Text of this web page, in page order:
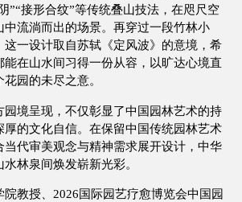
”“接形合纹”等传统叠山技法，在咫尺空
中流淌而出的场景。再穿过一段竹林小
这一设计取自苏轼《定风波》的意境，希
在山水间习得一份从容，以旷达心境直
园的未尽之意。
园境呈现，不仅彰显了中国园林艺术的持
厚的文化自信。在保留中国传统园林艺术
当代审美观念与精神需求展开设计，中华
林泉间焕发崭新光彩。
院教授、2026国际园艺疗愈博览会中国园